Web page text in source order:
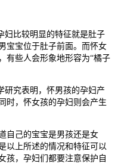
比较明显的特征就是肚子
宝宝位于肚子前面。而怀女
有些人会形象地形容为“橘子
究表明，怀男孩的孕妇产
时，怀女孩的孕妇则会产生
己的宝宝是男孩还是女
以上所述的情况和特征可以
孩，孕妇们都要注意保护自